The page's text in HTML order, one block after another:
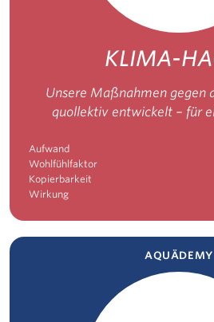
KLIMA-
Unsere Maßnahmen gegen
quollektiv entwickelt – für
Aufwand
Wohlfühlfaktor
Kopierbarkeit
Wirkung
AQUÄDEMY